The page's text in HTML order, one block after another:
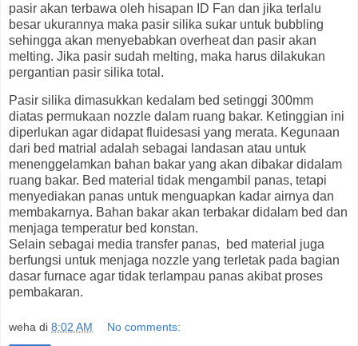
pasir akan terbawa oleh hisapan ID Fan dan jika terlalu
besar ukurannya maka pasir silika sukar untuk bubbling
sehingga akan menyebabkan overheat dan pasir akan
melting. Jika pasir sudah melting, maka harus dilakukan
pergantian pasir silika total.
Pasir silika dimasukkan kedalam bed setinggi 300mm
diatas permukaan nozzle dalam ruang bakar. Ketinggian ini
diperlukan agar didapat fluidesasi yang merata. Kegunaan
dari bed matrial adalah sebagai landasan atau untuk
menenggelamkan bahan bakar yang akan dibakar didalam
ruang bakar. Bed material tidak mengambil panas, tetapi
menyediakan panas untuk menguapkan kadar airnya dan
membakarnya. Bahan bakar akan terbakar didalam bed dan
menjaga temperatur bed konstan.
Selain sebagai media transfer panas, bed material juga
berfungsi untuk menjaga nozzle yang terletak pada bagian
dasar furnace agar tidak terlampau panas akibat proses
pembakaran.
weha di 8:02 AM No comments: